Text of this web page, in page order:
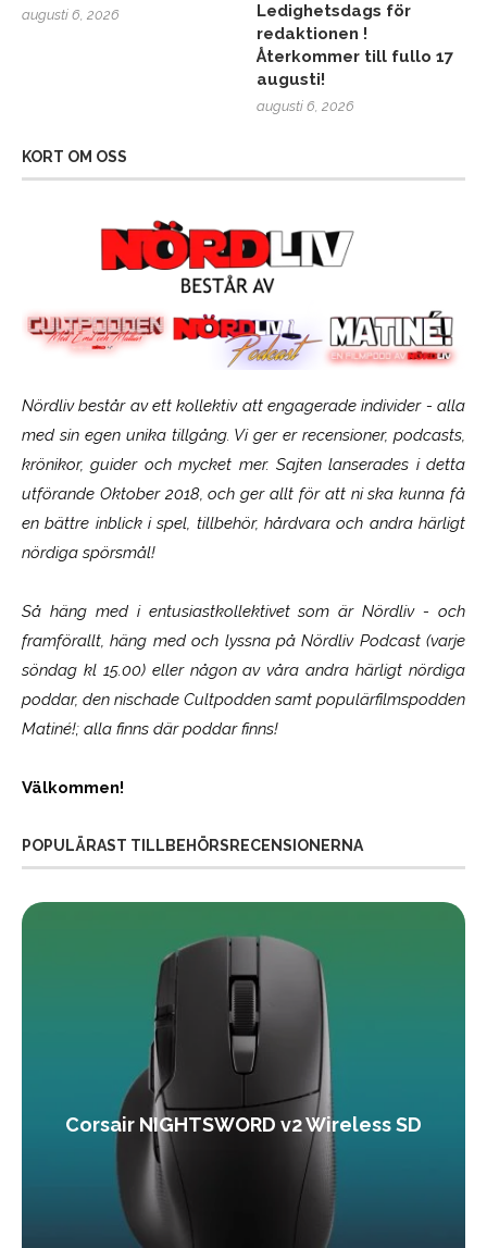
augusti 6, 2026
Ledighetsdags för
redaktionen !
Återkommer till fullo 17
augusti!
augusti 6, 2026
KORT OM OSS
Nördliv består av ett kollektiv att engagerade individer - alla
med sin egen unika tillgång. Vi ger er recensioner, podcasts,
krönikor, guider och mycket mer. Sajten lanserades i detta
utförande Oktober 2018, och ger allt för att ni ska kunna få
en bättre inblick i spel, tillbehör, hårdvara och andra härligt
nördiga spörsmål!
Så häng med i entusiastkollektivet som ärNördliv- och
framförallt, häng med och lyssna på Nördliv Podcast (varje
söndag kl 15.00) eller någon av våra andra härligt nördiga
poddar, den nischade Cultpodden samt populärfilmspodden
Matiné!; alla finns där poddar finns!
Välkommen!
POPULÄRAST TILLBEHÖRSRECENSIONERNA
Corsair NIGHTSWORD v2 Wireless SD